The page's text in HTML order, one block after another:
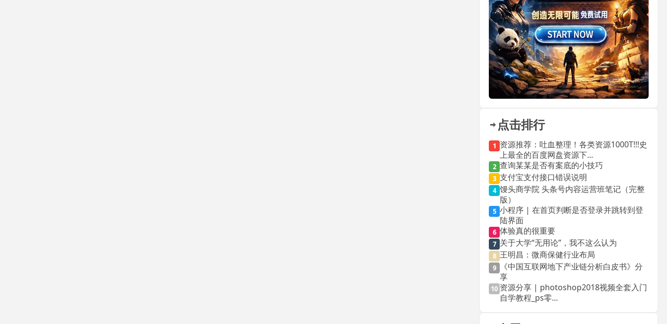
点击排行
1 资源推荐：吐血整理！各类资源1000T!!!史
上最全的百度网盘资源下...
2 查询某某是否有案底的小技巧
3 支付宝支付接口错误说明
4 馒头商学院 头条号内容运营班笔记（完整
版）
5 小程序 | 在首页判断是否登录并跳转到登
陆界面
6 体验真的很重要
7 关于大学“无用论”，我不这么认为
8 王明昌：微商保健行业布局
9
《中国互联网地下产业链分析白皮书》分
享
10 资源分享 | photoshop2018视频全套入门
自学教程_ps零...